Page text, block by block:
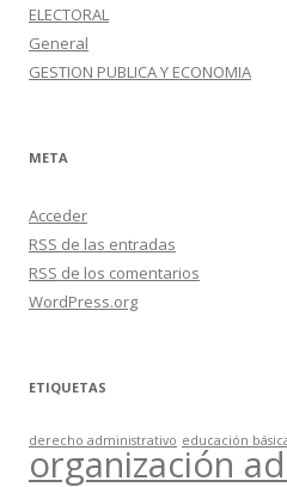
ELECTORAL
General
GESTION PUBLICA Y ECONOMIA
META
Acceder
RSS de las entradas
RSS de los comentarios
WordPress.org
ETIQUETAS
derecho administrativo educación
organización